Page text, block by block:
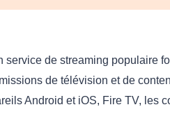
service de streaming populaire
de télévision et de
Android et iOS, Fire TV, les